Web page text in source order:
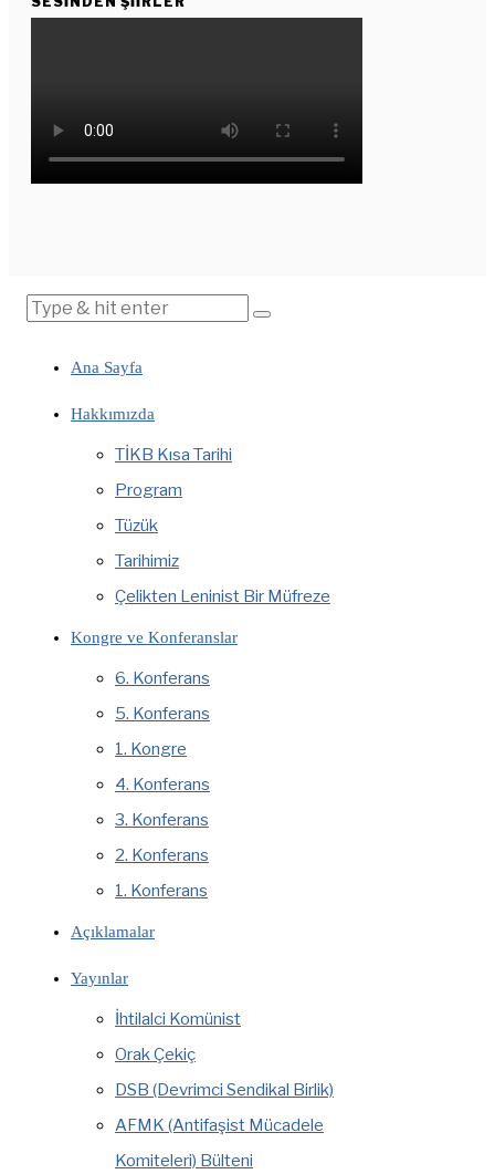
Ana Sayfa
Hakkımızda
TİKB Kısa Tarihi
Program
Tüzük
Tarihimiz
Çelikten Leninist Bir Müfreze
Kongre ve Konferanslar
6. Konferans
5. Konferans
1. Kongre
4. Konferans
3. Konferans
2. Konferans
1. Konferans
Açıklamalar
Yayınlar
İhtilalci Komünist
Orak Çekiç
DSB (Devrimci Sendikal Birlik)
AFMK (Antifaşist Mücadele
Komiteleri) Bülteni